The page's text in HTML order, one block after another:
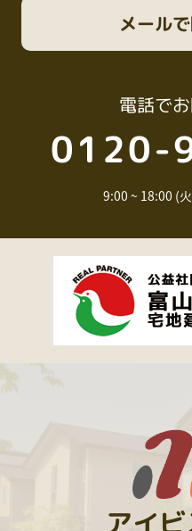
電話で
0120-
9:00 ~ 18:00 (
メール
アイ